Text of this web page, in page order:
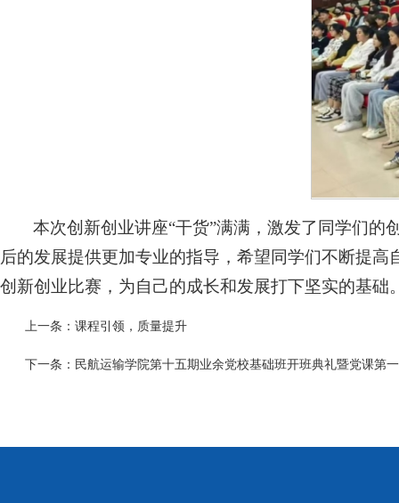
本次创新创业讲座“干货”满满，激发了同学们
后的发展提供更加专业的指导，希望同学们不断提
创新创业比赛，为自己的成长和发展打下坚实的基础
上一条： 课程引领，质量提升
下一条： 民航运输学院第十五期业余党校基础班开班典礼暨党课第